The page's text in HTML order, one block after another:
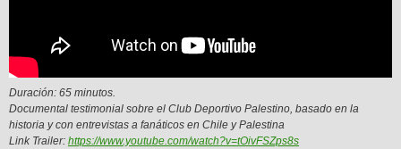
Duración: 65 minutos.
Documental testimonial sobre el Club Deportivo Palestino, basado en la
historia y con entrevistas a fanáticos en Chile y Palestina
Link Trailer: https://www.youtube.com/watch?v=tOivFSZps8s